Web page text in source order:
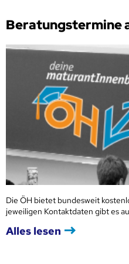
Beratungstermine
Die ÖH bietet bundesweit
jeweiligen Kontaktdaten gibt es
Alles lesen